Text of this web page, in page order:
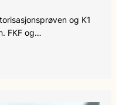
og K1
FKF og…